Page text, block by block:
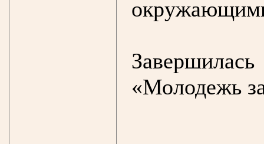
«Молодежь